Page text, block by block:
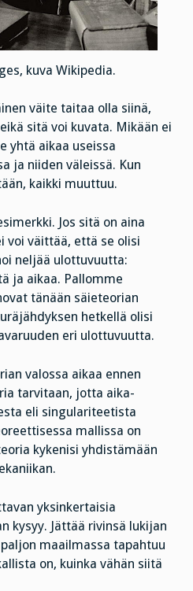
kuva Wikipedia.
väite taitaa olla siinä,
sitä voi kuvata. Mikään ei
yhtä aikaa useissa
ja niiden väleissä. Kun
kaikki muuttuu.
Jos sitä on aina
voi väittää, että se olisi
neljää ulottuvuutta:
ja aikaa. Pallomme
tänään säieteorian
hetkellä olisi
eri ulottuvuutta.
valossa aikaa ennen
tarvitaan, jotta aika-
eli singulariteetista
mallissa on
kykenisi yhdistämään
yksinkertaisia
kysyy. Jättää rivinsä lukijan
maailmassa tapahtuu
on, kuinka vähän siitä